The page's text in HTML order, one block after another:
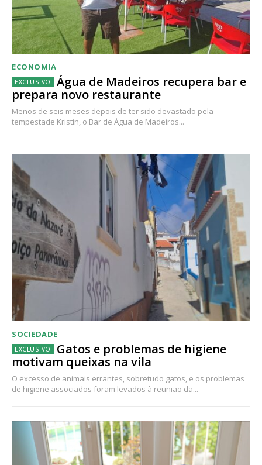
ECONOMIA
Água de Madeiros recupera bar e
prepara novo restaurante
Menos de seis meses depois de ter sido devastado pela
tempestade Kristin, o Bar de Água de Madeiros...
SOCIEDADE
Gatos e problemas de higiene
motivam queixas na vila
O excesso de animais errantes, sobretudo gatos, e os problemas
de higiene associados foram levados à reunião da...